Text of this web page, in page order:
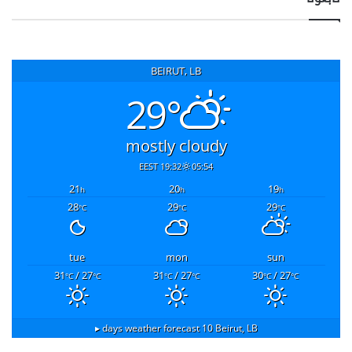
BEIRUT, LB
29°
mostly cloudy
05:54
19:32 EEST
19h
20h
21h
29°C
29°C
28°C
sun
mon
tue
30°C/ 27°C
31°C/ 27°C
31°C/ 27°C
Beirut, LB
10 days weather forecast ▸